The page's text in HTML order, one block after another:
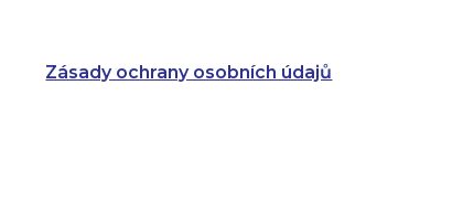
Zásady ochrany osobních údajů
8:00 - 14:30